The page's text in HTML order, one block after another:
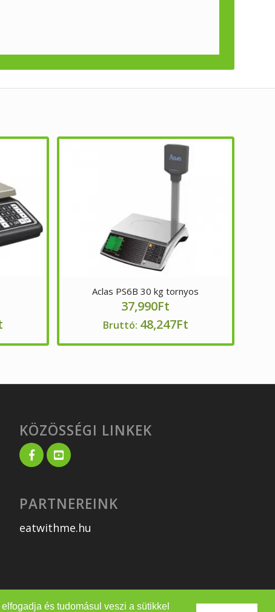
és tudomásul veszi a sütikkel
Aclas PS6B 30 kg tornyos
37,990Ft
Bruttó: 48,247Ft
KÖZÖSSÉGI LINKEK
PARTNEREINK
eatwithme.hu